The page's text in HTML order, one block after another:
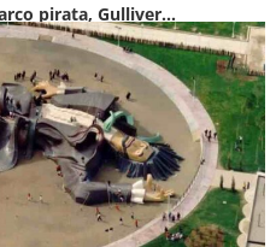
pirata, Gulliver…